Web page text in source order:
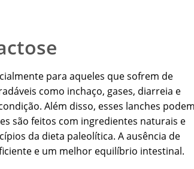
para aqueles que sofrem de
como inchaço, gases, diarreia e
Além disso, esses lanches podem
são feitos com ingredientes naturais e
da dieta paleolítica. A ausência de
e um melhor equilíbrio intestinal.